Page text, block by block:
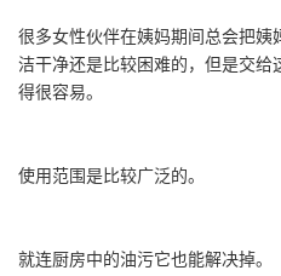
很多女性伙伴在姨妈期间总会把姨
洁干净还是比较困难的，但是交给
得很容易。
使用范围是比较广泛的。
就连厨房中的油污它也能解决掉。